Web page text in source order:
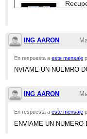
ING AARON
En respuesta aeste mensaje
NVIAME UN NUEMRO
ING AARON
En respuesta aeste mensaje
ENVIAME UN NUMERO